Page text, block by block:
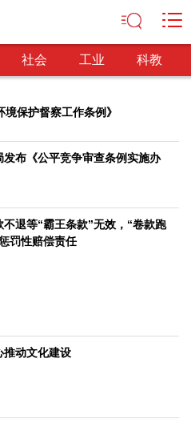
社会 工业 科教
文化事业
艺术百家
民生建设
保护督察工作条例》
发布《公平竞争审查条例实施办
不退等“霸王条款”无效，“卷款跑
罚性赔偿责任
推动文化建设